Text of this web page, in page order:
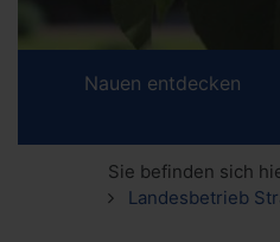
Nauen entdecken
Sie befinden sich
Landesbetrieb